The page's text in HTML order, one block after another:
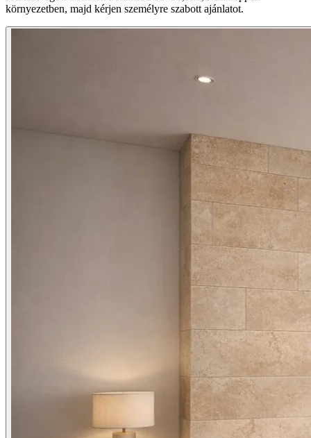
környezetben, majd kérjen személyre szabott ajánlatot.